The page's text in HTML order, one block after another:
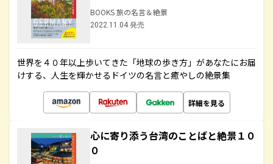
BOOKS 旅の名言＆絶景
2022.11.04 発売
世界を４０年以上歩いてきた「地球の歩き方」があなたにお届
けする、人生を輝かせるドイツの名言と癒やしの絶景集
詳細を見る
心に寄り添う台湾のことばと絶景１０
０